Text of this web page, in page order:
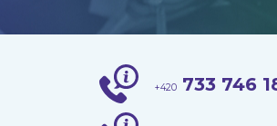
+420 733 746